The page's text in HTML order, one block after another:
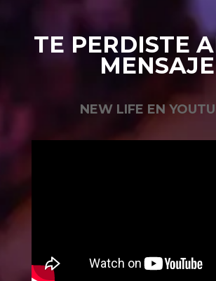
TE PERDISTE
MENSAJE
NEW LIFE EN